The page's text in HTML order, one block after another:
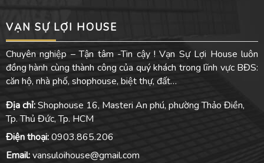
VẠN SỰ LỢI HOUSE
Chuyên nghiệp – Tận tâm -Tin cậy ! Vạn Sự Lợi House luôn
đồng hành cùng thành công của quý khách trong lĩnh vực BĐS:
căn hộ, nhà phố, shophouse, biệt thự, đất…
Địa chỉ:Shophouse 16, Masteri An phú, phường Thảo Điền,
Tp. Thủ Đức, Tp. HCM
Điện thoại:0903.865.206
Email:vansuloihouse@gmail.com